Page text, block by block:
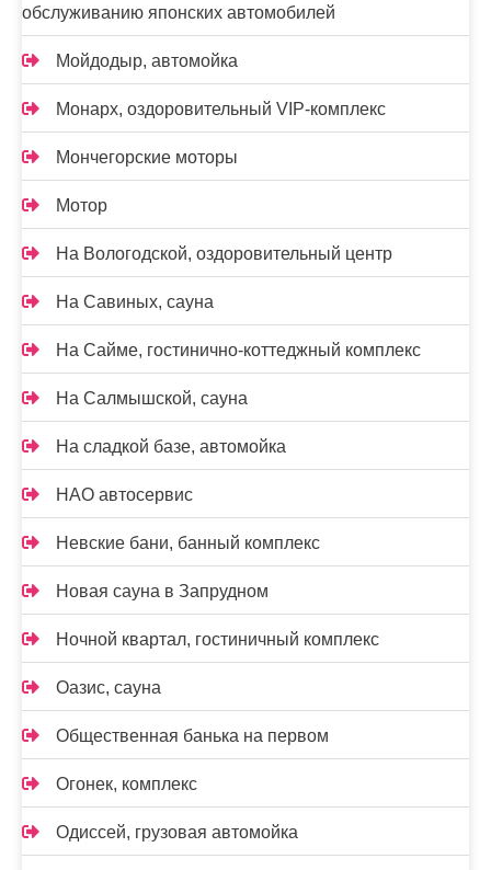
обслуживанию японских автомобилей
Мойдодыр, автомойка
Монарх, оздоровительный VIP-комплекс
Мончегорские моторы
Мотор
На Вологодской, оздоровительный центр
На Савиных, сауна
На Сайме, гостинично-коттеджный комплекс
На Салмышской, сауна
На сладкой базе, автомойка
НАО автосервис
Невские бани, банный комплекс
Новая сауна в Запрудном
Ночной квартал, гостиничный комплекс
Оазис, сауна
Общественная банька на первом
Огонек, комплекс
Одиссей, грузовая автомойка